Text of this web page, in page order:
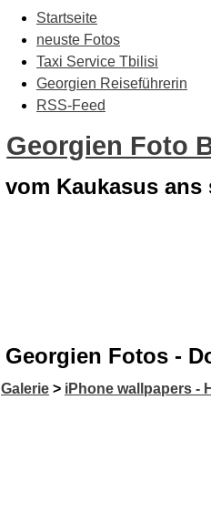
Startseite
neuste Fotos
Taxi Service Tbilisi
Georgien Reiseführerin
RSS-Feed
Georgien Foto
vom Kaukasus
Georgien Fotos -
Galerie > iPhone wallpapers -